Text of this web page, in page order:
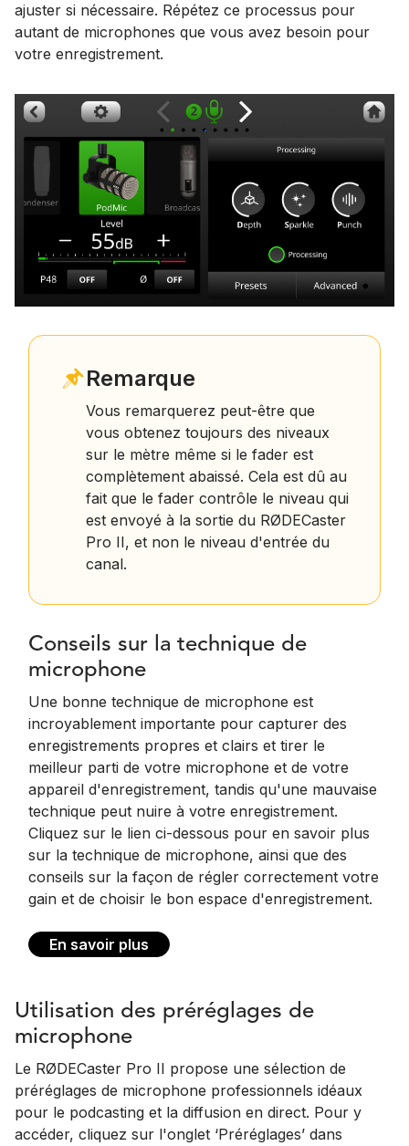
ajuster si nécessaire. Répétez ce processus pour
autant de microphones que vous avez besoin pour
votre enregistrement.
Remarque
Vous remarquerez peut-être que
vous obtenez toujours des niveaux
sur le mètre même si le fader est
complètement abaissé. Cela est dû au
fait que le fader contrôle le niveau qui
est envoyé à la sortie du RØDECaster
Pro II, et non le niveau d'entrée du
canal.
Conseils sur la technique de
microphone
Une bonne technique de microphone est
incroyablement importante pour capturer des
enregistrements propres et clairs et tirer le
meilleur parti de votre microphone et de votre
appareil d'enregistrement, tandis qu'une mauvaise
technique peut nuire à votre enregistrement.
Cliquez sur le lien ci-dessous pour en savoir plus
sur la technique de microphone, ainsi que des
conseils sur la façon de régler correctement votre
gain et de choisir le bon espace d'enregistrement.
En savoir plus
Utilisation des préréglages de
microphone
Le RØDECaster Pro II propose une sélection de
préréglages de microphone professionnels idéaux
pour le podcasting et la diffusion en direct. Pour y
accéder, cliquez sur l'onglet ‘Préréglages’ dans